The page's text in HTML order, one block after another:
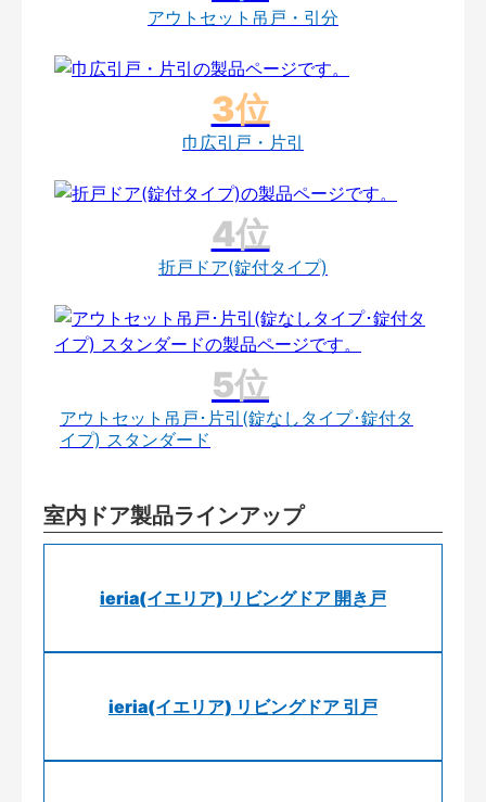
アウトセット吊戸・引分
巾広引戸・片引
折戸ドア(錠付タイプ)
アウトセット吊戸･片引(錠なしタイプ･錠付タ
イプ) スタンダード
室内ドア製品ラインアップ
ieria(イエリア) リビングドア 開き戸
ieria(イエリア) リビングドア 引戸